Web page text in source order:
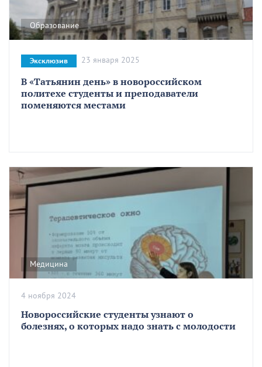
Образование
В «Татьянин день» в новороссийском
политехе студенты и преподаватели
поменяются местами
Эксклюзив 23 января 2025
Медицина
Новороссийские студенты узнают о
болезнях, о которых надо знать с молодости
4 ноября 2024